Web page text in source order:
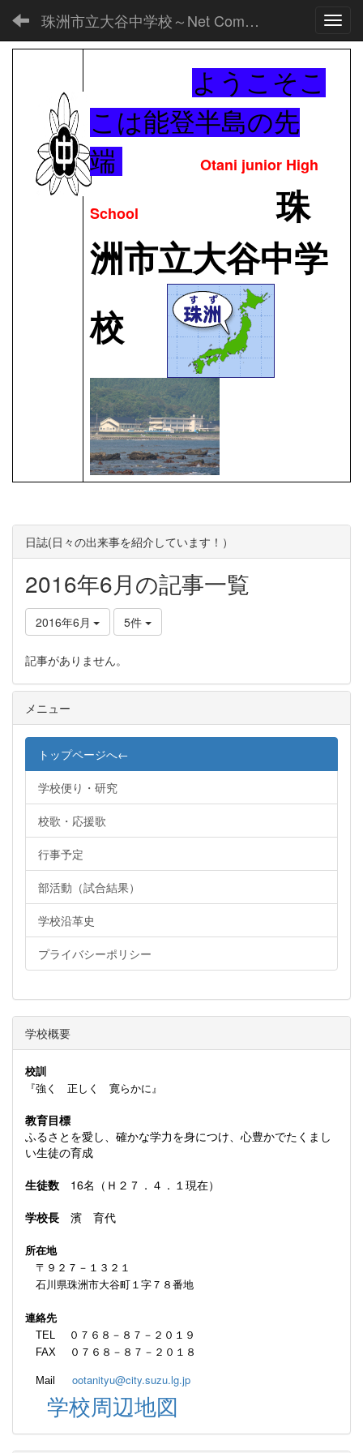
珠洲市立大谷中学校～Net Commons～
ようこそこ
こは能登半島の先
端
Otani junior High
School
珠
洲市立大谷中学
校
日誌(日々の出来事を紹介しています！）
2016年6月の記事一覧
2016年6月 5件
記事がありません。
メニュー
トップページへ←
学校便り・研究
校歌・応援歌
行事予定
部活動（試合結果）
学校沿革史
プライバシーポリシー
学校概要
校訓
『強く 正しく 寛らかに』
教育目標
ふるさとを愛し、確かな学力を身につけ、心豊かでたくまし
い生徒の育成
生徒数 16名（Ｈ２７．４．１現在）
学校長 濱 育代
所在地
〒９２７－１３２１
石川県珠洲市大谷町１字７８番地
連絡先
TEL ０７６８－８７－２０１９
FAX ０７６８－８７－２０１８
Mail ootanityu@city.suzu.lg.jp
学校周辺地図